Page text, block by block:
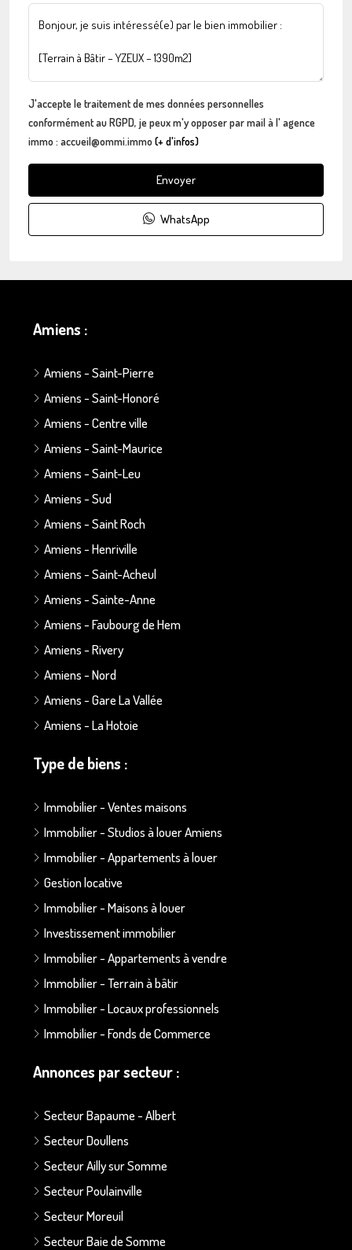
J'accepte le traitement de mes données personnelles
conformément au RGPD, je peux m'y opposer par mail à l' agence
immo : accueil@ommi.immo(+ d'infos)
Envoyer
WhatsApp
Amiens :
Amiens - Saint-Pierre
Amiens - Saint-Honoré
Amiens - Centre ville
Amiens - Saint-Maurice
Amiens - Saint-Leu
Amiens - Sud
Amiens - Saint Roch
Amiens - Henriville
Amiens - Saint-Acheul
Amiens - Sainte-Anne
Amiens - Faubourg de Hem
Amiens - Rivery
Amiens - Nord
Amiens - Gare La Vallée
Amiens - La Hotoie
Type de biens :
Immobilier - Ventes maisons
Immobilier - Studios à louer Amiens
Immobilier - Appartements à louer
Gestion locative
Immobilier - Maisons à louer
Investissement immobilier
Immobilier - Appartements à vendre
Immobilier - Terrain à bâtir
Immobilier - Locaux professionnels
Immobilier - Fonds de Commerce
Annonces par secteur :
Secteur Bapaume - Albert
Secteur Doullens
Secteur Ailly sur Somme
Secteur Poulainville
Secteur Moreuil
Secteur Baie de Somme